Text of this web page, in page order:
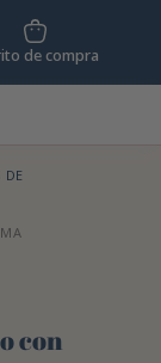
de compra
DE
con